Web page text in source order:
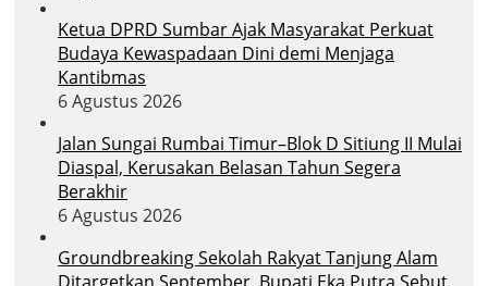
Ketua DPRD Sumbar Ajak Masyarakat Perkuat
Budaya Kewaspadaan Dini demi Menjaga
Kantibmas
6 Agustus 2026
Jalan Sungai Rumbai Timur–Blok D Sitiung II Mulai
Diaspal, Kerusakan Belasan Tahun Segera
Berakhir
6 Agustus 2026
Groundbreaking Sekolah Rakyat Tanjung Alam